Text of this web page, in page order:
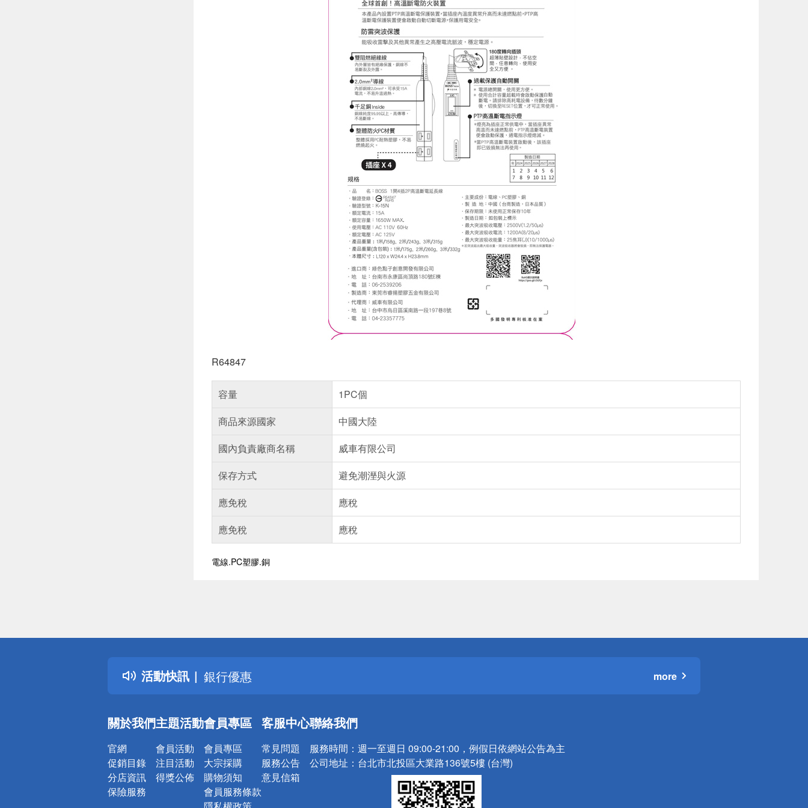
R64847
容量
1PC個
商品來源國家
中國大陸
國內負責廠商名稱
威車有限公司
保存方式
避免潮溼與火源
應免稅
應稅
應免稅
應稅
電線.PC塑膠.銅
活動快訊
銀行優惠
偏遠地區配送
詐騙網頁！請小心！
more
關於我們
官網
促銷目錄
分店資訊
保險服務
主題活動
會員活動
注目活動
得獎公佈
會員專區
會員專區
大宗採購
購物須知
會員服務條款
客服中心
常見問題
服務公告
意見信箱
聯絡我們
服務時間： 週一至週日 09:00-21:00，例假日依網站公告為主
公司地址： 台北市北投區大業路136號5樓 (台灣)